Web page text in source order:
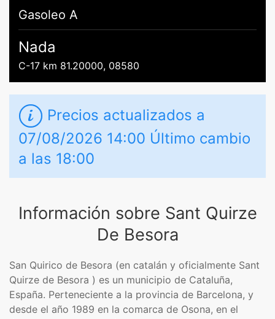
Gasoleo A
Nada
C-17 km 81.20000, 08580
Precios actualizados a
07/08/2026 14:00 Último cambio
a las 18:00
Información sobre Sant Quirze
De Besora
San Quirico de Besora​​​ (en catalán y oficialmente Sant
Quirze de Besora​ ) es un municipio de Cataluña,
España. Perteneciente a la provincia de Barcelona, y
desde el año 1989 en la comarca de Osona, en el